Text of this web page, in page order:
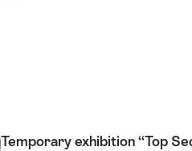
Temporary exhibition “Top